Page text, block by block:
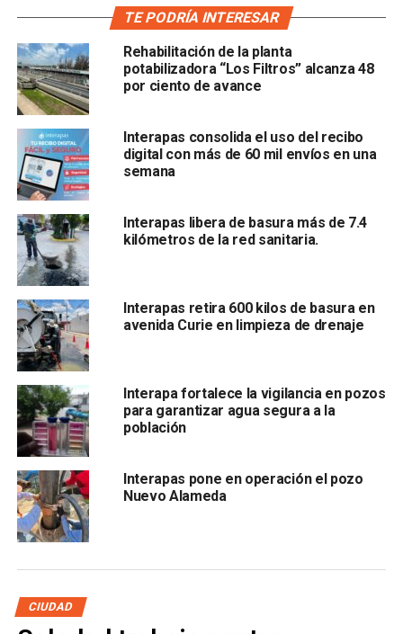
impedían el flujo adecuado del drenaje.
Durante las labores se retiró una importante cantidad de
residuos, entre ellos pedazos de concreto, ladrillo,
piedras, azolve y basura, materiales asociados a
y mantenían elevados los niveles en varios pozos de
visita.
Tras la intervención, el drenaje recuperó su funcionamiento
adecuado y los niveles de la red sanitaria volvieron a la
normalidad, reduciendo el riesgo de fugas de aguas
residuales en la zona.
Interapasrecordó que durante obras de construcción y en
temporada de lluvias es importante resguardar materiales
y escombros, evitando dejarlos en la vía pública o en
sitios donde puedan ser arrastrados por el agua o el
viento.
Este tipo de residuos termina frecuentemente dentro del
Interapasmantiene de manera permanente estas
TE PODRÍA INTERESAR
Rehabilitación de la planta
potabilizadora “Los Filtros” alcanza 48
por ciento de avance
Interapas consolida el uso del recibo
digital con más de 60 mil envíos en una
semana
Interapas libera de basura más de 7.4
kilómetros de la red sanitaria.
Interapas retira 600 kilos de basura en
avenida Curie en limpieza de drenaje
Interapa fortalece la vigilancia en pozos
para garantizar agua segura a la
población
Interapas pone en operación el pozo
Nuevo Alameda
CIUDAD